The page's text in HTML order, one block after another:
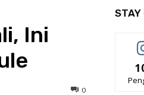
Ini
0
STAY